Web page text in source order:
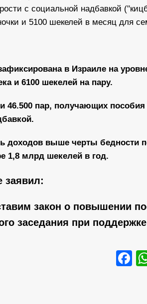
с социальной надбавкой
и 5100 шекелей в месяц для
в Израиле на
и 6100 шекелей на пару.
46.500 пар, получающих пособия
доходов выше черты бедности
1,8 млрд шекелей в год.
заявил:
закон о повышении
заседания при